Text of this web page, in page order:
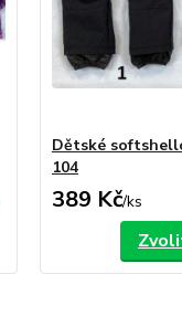
Dětské
104
389 Kč/ks